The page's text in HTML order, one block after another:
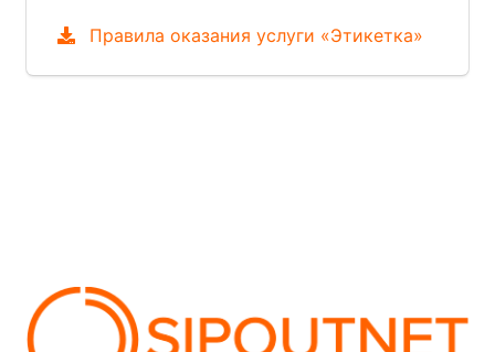
Правила оказания услуги «Этикетка»